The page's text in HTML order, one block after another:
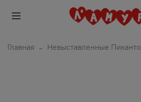
Главная Невыставленные Пиканто